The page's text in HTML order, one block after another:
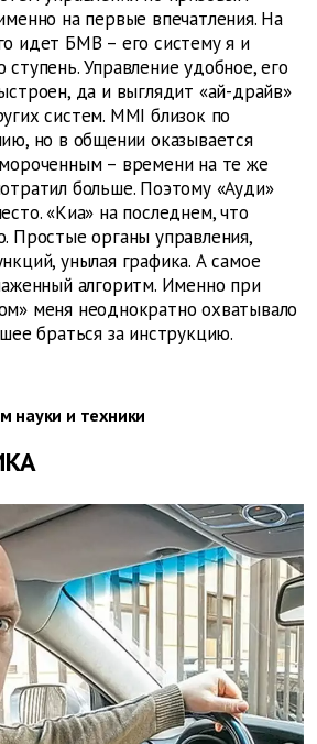
на первые впечатления. На
идет БМВ – его систему я и
Управление удобное, его
да и выглядит «ай-драйв»
систем. MMI близок по
но в общении оказывается
– времени на те же
больше. Поэтому «Ауди»
«Киа» на последнем, что
Простые органы управления,
унылая графика. А самое
алгоритм. Именно при
меня неоднократно охватывало
браться за инструкцию.
науки и техники